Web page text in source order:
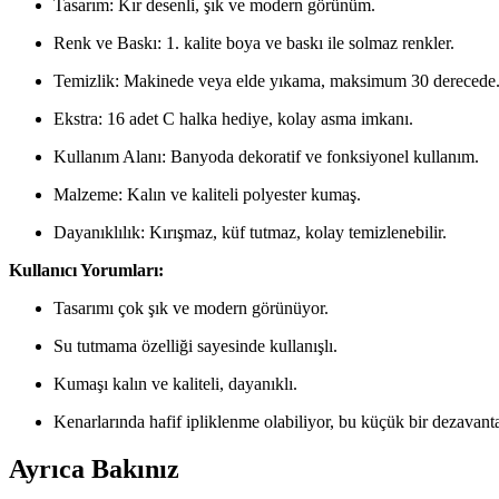
Tasarım: Kır desenli, şık ve modern görünüm.
Renk ve Baskı: 1. kalite boya ve baskı ile solmaz renkler.
Temizlik: Makinede veya elde yıkama, maksimum 30 derecede.
Ekstra: 16 adet C halka hediye, kolay asma imkanı.
Kullanım Alanı: Banyoda dekoratif ve fonksiyonel kullanım.
Malzeme: Kalın ve kaliteli polyester kumaş.
Dayanıklılık: Kırışmaz, küf tutmaz, kolay temizlenebilir.
Kullanıcı Yorumları:
Tasarımı çok şık ve modern görünüyor.
Su tutmama özelliği sayesinde kullanışlı.
Kumaşı kalın ve kaliteli, dayanıklı.
Kenarlarında hafif ipliklenme olabiliyor, bu küçük bir
Ayrıca Bakınız